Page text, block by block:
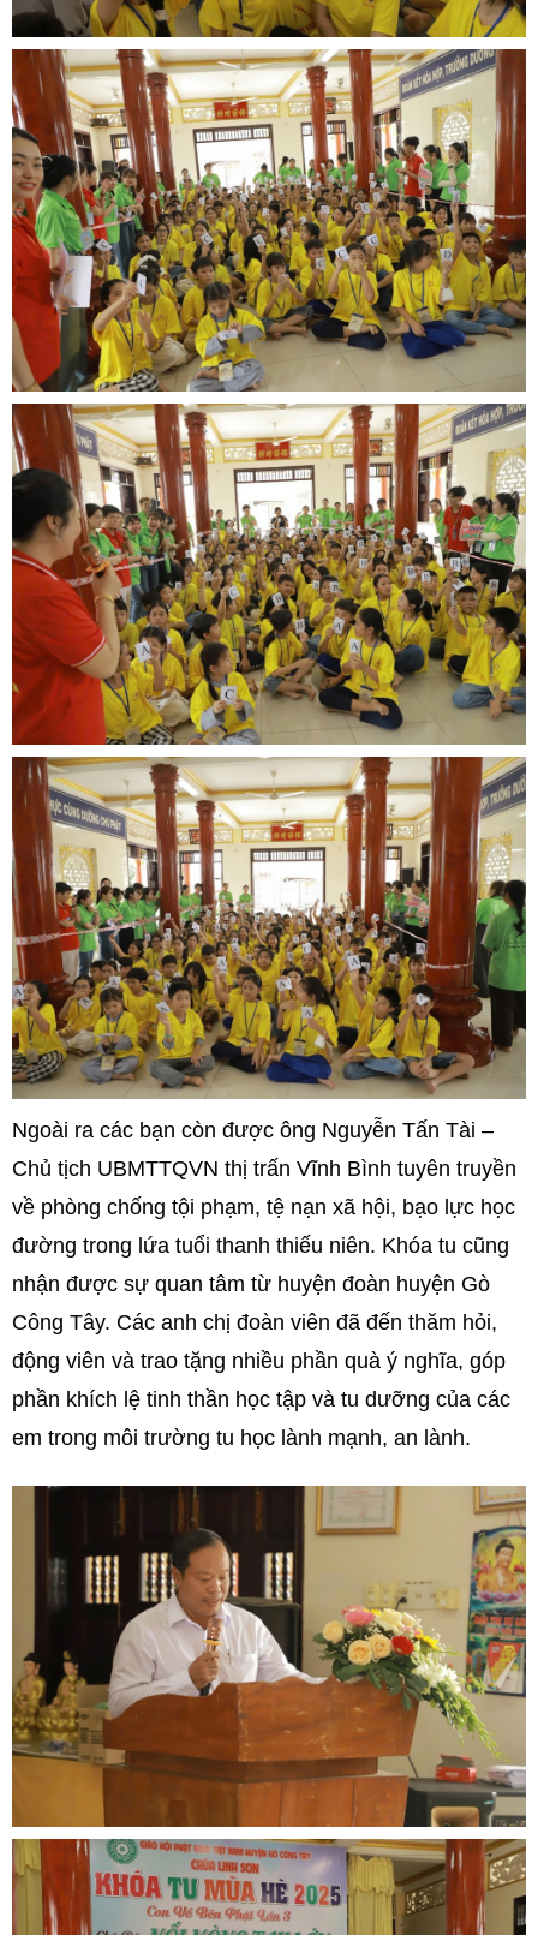
Ngoài ra các bạn còn được ông Nguyễn Tấn Tài –
Chủ tịch UBMTTQVN thị trấn Vĩnh Bình tuyên truyền
về phòng chống tội phạm, tệ nạn xã hội, bạo lực học
đường trong lứa tuổi thanh thiếu niên. Khóa tu cũng
nhận được sự quan tâm từ huyện đoàn huyện Gò
Công Tây. Các anh chị đoàn viên đã đến thăm hỏi,
động viên và trao tặng nhiều phần quà ý nghĩa, góp
phần khích lệ tinh thần học tập và tu dưỡng của các
em trong môi trường tu học lành mạnh, an lành.